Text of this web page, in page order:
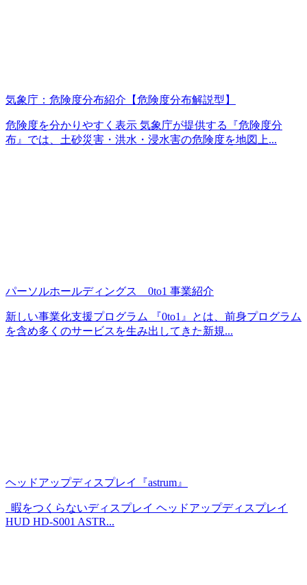
気象庁：危険度分布紹介【危険度分布解説型】
危険度を分かりやすく表示 気象庁が提供する『危険度分
布』では、土砂災害・洪水・浸水害の危険度を地図上...
パーソルホールディングス 0to1 事業紹介
新しい事業化支援プログラム 『0to1』とは、前身プログラム
を含め多くのサービスを生み出してきた新規...
ヘッドアップディスプレイ『astrum』
暇をつくらないディスプレイ ヘッドアップディスプレイ
HUD HD-S001 ASTR...